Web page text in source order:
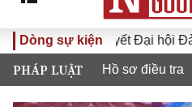
Dòng sự kiện
Nghị quyết Đại hội Đảng XIV
PHÁP LUẬT Hồ sơ điều tra